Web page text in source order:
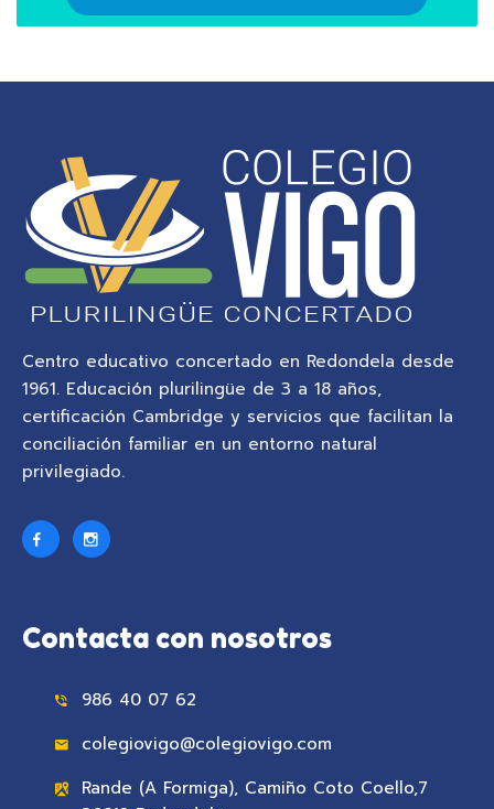
Centro educativo concertado en Redondela desde
1961. Educación plurilingüe de 3 a 18 años,
certificación Cambridge y servicios que facilitan la
conciliación familiar en un entorno natural
privilegiado.
Contacta con nosotros
986 40 07 62
colegiovigo@colegiovigo.com
Rande (A Formiga), Camiño Coto Coello,7